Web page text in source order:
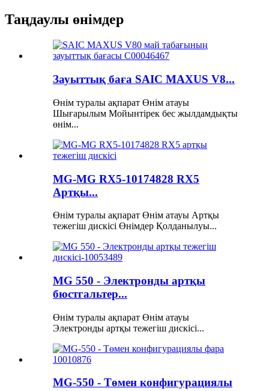
Таңдаулы өнімдер
Зауыттық баға SAIC MAXUS V8...
Өнім туралы ақпарат Өнім атауы
Шығарылым Мойынтірек бес жылдамдықты
өнім...
MG-MG RX5-10174828 RX5
Артқы...
Өнім туралы ақпарат Өнім атауы Артқы
тежегіш дискісі Өнімдер Қолданылуы...
MG 550 - Электронды артқы
бюстгальтер...
Өнім туралы ақпарат Өнім атауы
Электронды артқы тежегіш дискісі...
MG-550 - Төмен конфигурациялы